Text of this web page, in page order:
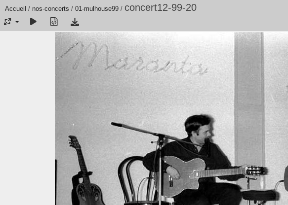
Accueil / nos-concerts / 01-mulhouse99 / concert12-99-20